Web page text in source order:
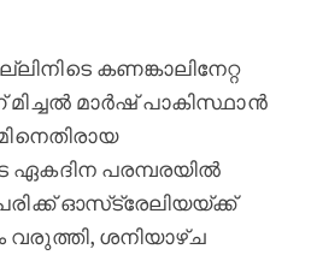
കണങ്കാലിനേറ്റ
മിച്ചൽ മാർഷ് പാകിസ്ഥാൻ
പരമ്പരയിൽ
ഓസ്‌ട്രേലിയയ്ക്ക്
വരുത്തി, ശനിയാഴ്ച